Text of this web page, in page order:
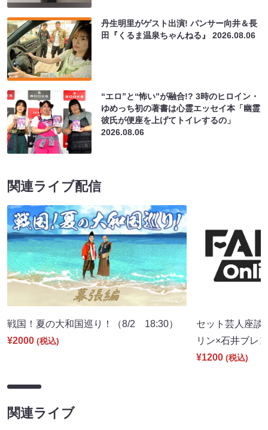
丹生明里がゲスト出演! パンサー向井＆長
田『くるま温泉ちゃんねる』2026.08.06
“エロ”と“怖い”が融合!? 3時のヒロイン・
ゆめっち初の著書は心霊エッセイ本「幽霊
彼氏が便座を上げてトイレするの」
2026.08.06
関連ライブ配信
戦国！夏の大和国巡り！（8/2 18:30）
¥2000 (税込)
セット芸人座談
リン×石井ブレ
¥1200 (税込)
関連ライブ